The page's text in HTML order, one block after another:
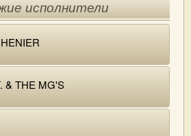
исполнители
& THE MG'S